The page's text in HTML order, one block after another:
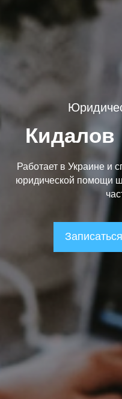
Кидалов
Работает в Украине и
юридической помощи